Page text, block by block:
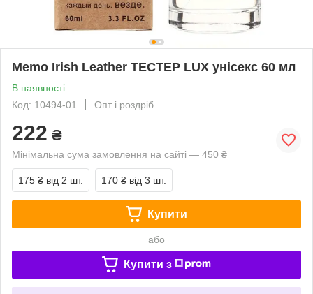
Memo Irish Leather ТЕСТЕР LUX унісекс 60 мл
В наявності
Код: 10494-01
Опт і роздріб
222 ₴
Мінімальна сума замовлення на сайті — 450 ₴
175 ₴ від 2 шт. 170 ₴ від 3 шт.
Купити
або
Купити з